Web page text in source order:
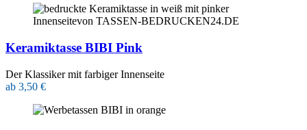
Keramiktasse BIBI Pink
Der Klassiker mit farbiger Innenseite
ab 3,50 €